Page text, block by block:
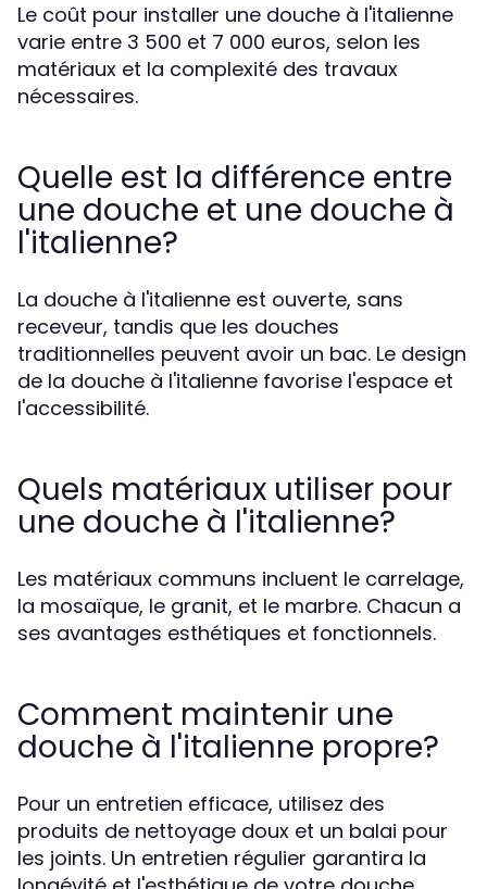
Le coût pour installer une douche à l'italienne
varie entre 3 500 et 7 000 euros, selon les
matériaux et la complexité des travaux
nécessaires.
Quelle est la différence entre
une douche et une douche à
l'italienne?
La douche à l'italienne est ouverte, sans
receveur, tandis que les douches
traditionnelles peuvent avoir un bac. Le design
de la douche à l'italienne favorise l'espace et
l'accessibilité.
Quels matériaux utiliser pour
une douche à l'italienne?
Les matériaux communs incluent le carrelage,
la mosaïque, le granit, et le marbre. Chacun a
ses avantages esthétiques et fonctionnels.
Comment maintenir une
douche à l'italienne propre?
Pour un entretien efficace, utilisez des
produits de nettoyage doux et un balai pour
les joints. Un entretien régulier garantira la